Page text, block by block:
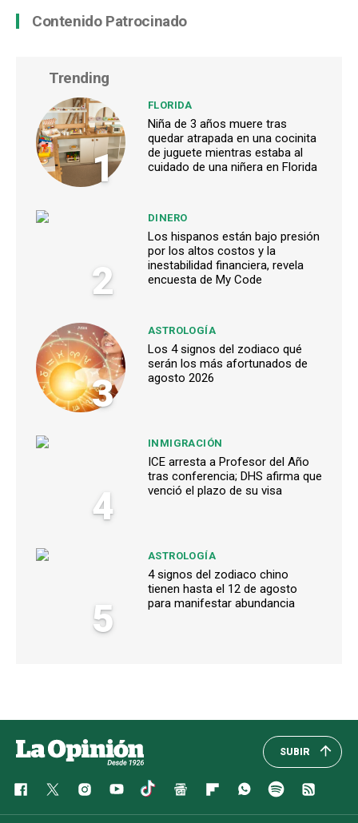
Contenido Patrocinado
Trending
1
FLORIDA
Niña de 3 años muere tras
quedar atrapada en una cocinita
de juguete mientras estaba al
cuidado de una niñera en Florida
2
DINERO
Los hispanos están bajo presión
por los altos costos y la
inestabilidad financiera, revela
encuesta de My Code
3
ASTROLOGÍA
Los 4 signos del zodiaco qué
serán los más afortunados de
agosto 2026
4
INMIGRACIÓN
ICE arresta a Profesor del Año
tras conferencia; DHS afirma que
venció el plazo de su visa
5
ASTROLOGÍA
4 signos del zodiaco chino
tienen hasta el 12 de agosto
para manifestar abundancia
SUBIR